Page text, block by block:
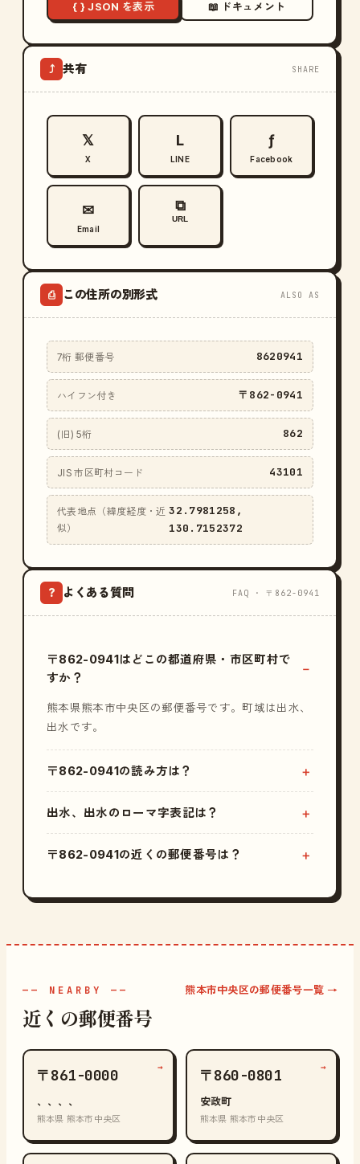
{ } JSON を表示 📖 ドキュメント
⤴ 共有 SHARE
𝕏
X
L
LINE
ƒ
Facebook
✉
Email
⧉
URL
⎙ この住所の別形式 ALSO AS
7桁 郵便番号 8620941
ハイフン付き 〒862-0941
(旧) 5桁 862
JIS 市区町村コード 43101
代表地点（緯度経度・近
似）
32.7981258,
130.7152372
? よくある質問 FAQ · 〒862-0941
〒862-0941はどこの都道府県・市区町村で
すか？
熊本県熊本市中央区の郵便番号です。町域は出水、
出水です。
〒862-0941の読み方は？
出水、出水のローマ字表記は？
〒862-0941の近くの郵便番号は？
—— NEARBY ——
近くの郵便番号
熊本市中央区の郵便番号一覧 →
〒861-0000
、、、、
熊本県 熊本市中央区
→ 〒860-0801
安政町
熊本県 熊本市中央区
→